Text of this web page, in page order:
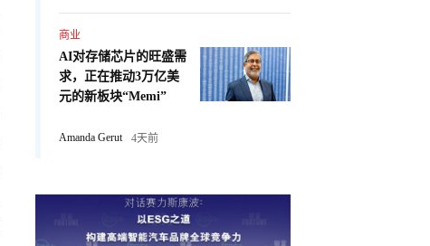
商业
AI对存储芯片的旺盛需
求，正在推动3万亿美
元的新板块“Memi”
Amanda Gerut 4天前